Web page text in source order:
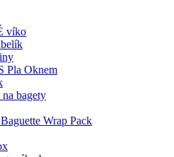
víko
Pla Oknem
bagety
Wrap Pack